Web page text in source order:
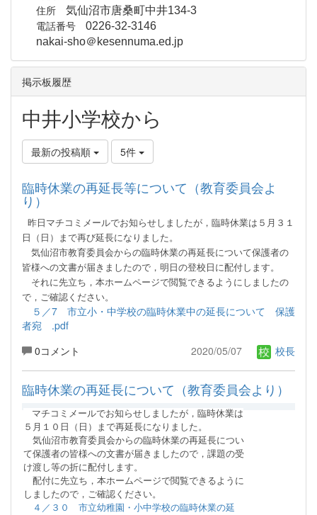
住所 気仙沼市唐桑町中井134-3
電話番号 0226-32-3146
nakai-sho＠kesennuma.ed.jp
掲示板履歴
中井小学校から
最新の投稿順 5件
臨時休業の再延長等について（教育委員会よ
り）
昨日マチコミメールでお知らせしましたが，臨時休業は５月３１
日（日）まで再び延長になりました。
気仙沼市教育委員会からの臨時休業の再延長について保護者の
皆様への文書が届きましたので，明日の登校日に配付します。
それに先立ち，本ホームページで閲覧できるようにしましたの
で，ご確認ください。
５／7 市立小・中学校の臨時休業中の延長について 保護
者宛 .pdf
0コメント
2020/05/07 校長
臨時休業の再延長について（教育委員会より）
マチコミメールでお知らせしましたが，臨時休業は
５月１０日（日）まで再延長になりました。
気仙沼市教育委員会からの臨時休業の再延長につい
て保護者の皆様への文書が届きましたので，課題の受
け渡し等の折に配付します。
配付に先立ち，本ホームページで閲覧できるように
しましたので，ご確認ください。
４／３０ 市立幼稚園・小中学校の臨時休業の延